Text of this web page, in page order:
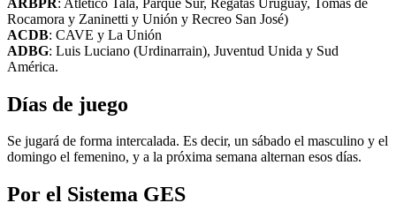
Rocamora y Zaninetti y Unión y Recreo San José)
ACDB: CAVE y La Unión
ADBG: Luis Luciano (Urdinarrain), Juventud Unida y Sud
América.
Días de juego
Se jugará de forma intercalada. Es decir, un sábado el masculino y el
domingo el femenino, y a la próxima semana alternan esos días.
Por el Sistema GES